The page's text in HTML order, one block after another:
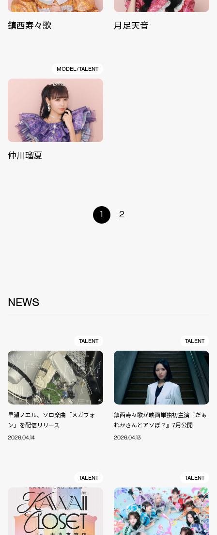
鎮西寿々歌 月足天音
MODEL/TALENT
仲川瑠夏
1 2
NEWS
TALENT
早瀬ノエル、ソロ楽曲「メガフォ
ン」を配信リリース
2026.04.14
TALENT
鎮西寿々歌が映画単独初主演『だぁ
れかさんとアソぼ？』7月公開
2026.04.13
TALENT TALENT